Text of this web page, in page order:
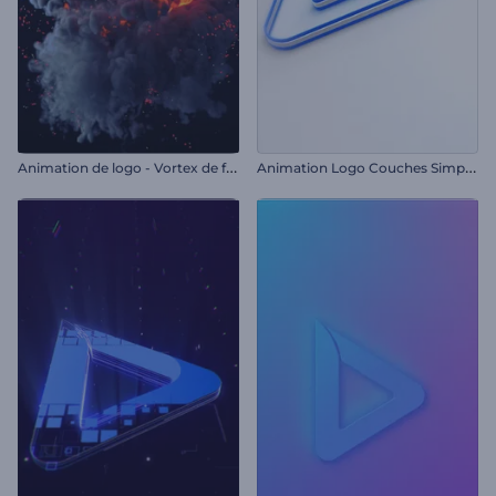
A
nimation de logo - Vortex de feu A
nimation Logo Couches Simples